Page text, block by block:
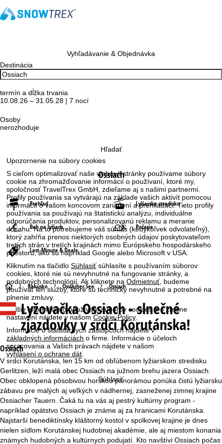
Upozornenie na súbory cookies
S cieľom optimalizovať naše webové stránky používame súbory
cookie na zhromažďovanie informácií o používaní, ktoré my,
spoločnosť TravelTrex GmbH, zdieľame aj s našimi partnermi.
Profily používania sa vytvárajú na základe vašich aktivít pomocou
informácií o vašom koncovom zariadení a prehliadači. Tieto profily
používania sa používajú na štatistickú analýzu, individuálne
odporúčania produktov, personalizovanú reklamu a meranie
dosahu. Na to potrebujeme váš súhlas (kedykoľvek odvolateľný),
ktorý zahŕňa prenos niektorých osobných údajov poskytovateľom
tretích strán v tretích krajinách mimo Európskeho hospodárskeho
priestoru, ako sú napríklad Google alebo Microsoft v USA.
Kliknutím na tlačidloSúhlasiťsúhlasíte s používaním súborov
cookies, ktoré nie sú nevyhnutné na fungovanie stránky, a
podobných technológií. Ak kliknete naOdmietnuť, budeme
používať len služby, ktoré sú technicky nevyhnutné a potrebné na
plnenie zmluvy.
Ďalšie informácie o používaní súborov cookies a o zmene
nastavení nájdete v našomCookie-Policy
Informácie o štatutárnych zástupcoch nájdete v
základných informáciách o firme. Informácie o účeloch
spracovania a Vašich právach nájdete v našom
vyhlásení o ochrane dát
Súhlasiť
Vyhľadávanie & Objednávka
Destinácia
termín a dĺžka trvania
10.08.26 – 31.05.28 | 7 nocí
Osoby
nerozhoduje
Hľadať
Ossiach
Prehľad Lyžiarske stredisko
Beh na lyžiach Počasie
Last-Minute & Deals
H
l
a
v
n
s
t
Rakúsko Ossiacher See Ossiach
LyžovačkaOssiach - slnečné
zjazdovky v srdci Korutánska!
Ossiach
V srdci Korutánska, len 15 km od obľúbenom lyžiarskom stredisku
Gerlitzen, leží malá obec Ossiach na južnom brehu jazera Ossiach.
Obec obklopená pôsobivou horskou panorámou ponúka čistú lyžiarsku
zábavu pre malých aj veľkých v nádhernej, zasneženej zimnej krajine
Ossiacher Tauern. Čaká tu na vás aj pestrý kultúrny program -
napríklad opátstvo Ossiach je známe aj za hranicami Korutánska.
Najstarší benediktínsky kláštorný kostol v spolkovej krajine je dnes
nielen sídlom Korutánskej hudobnej akadémie, ale aj miestom konania
známych hudobných a kultúrnych podujatí. Kto navštívi Ossiach počas